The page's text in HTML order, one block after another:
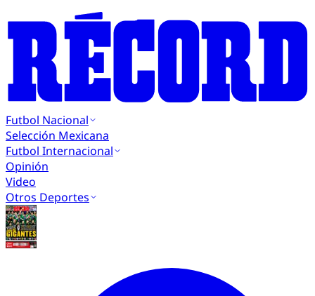
Futbol Nacional
Selección Mexicana
Futbol Internacional
Opinión
Video
Otros Deportes